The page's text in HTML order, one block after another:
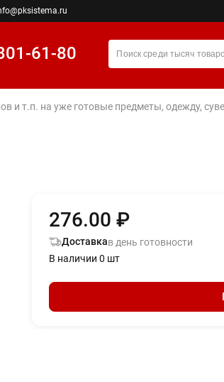
61-80
и т.п. на уже готовые предметы, одежду,
276.00 ₽
Доставкав день готовности
В наличии 0 шт